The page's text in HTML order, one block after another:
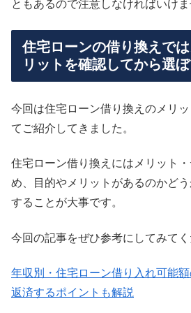
ともあるので注意しなければいけま
住宅ローンの借り換えで
リットを確認してから選ぼ
今回は住宅ローン借り換えのメリ
てご紹介してきました。
住宅ローン借り換えにはメリット
め、目的やメリットがあるのかど
することが大事です。
今回の記事をぜひ参考にしてみてく
年収別・住宅ローン借り入れ可能
返済するポイントも解説